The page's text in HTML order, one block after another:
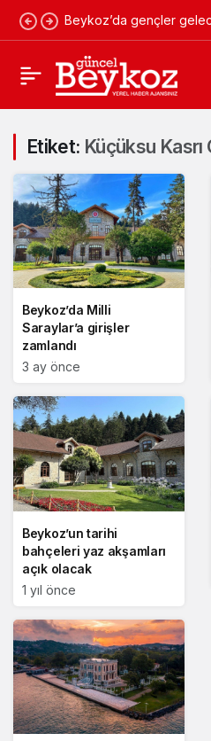
Beykoz’da gençler
Etiket: Küçüksu
Beykoz’da Milli
Saraylar’a girişler
zamlandı
3 ay önce
Beykoz’un tarihi
bahçeleri yaz akşamları
açık olacak
1 yıl önce